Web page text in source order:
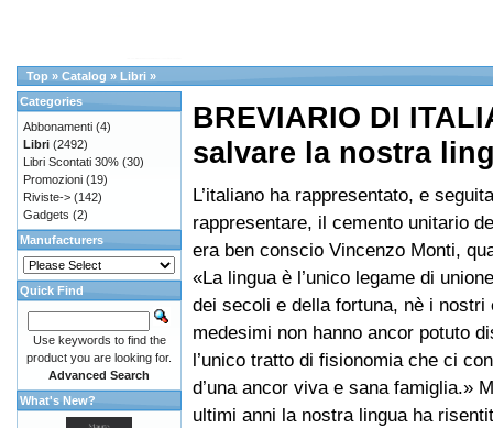
Top » Catalog » Libri »
BREVIARIO DI
salvare la nostra
L’italiano ha rappresentato, e
rappresentare, il cemento unitario
era ben conscio Vincenzo Monti,
«La lingua è l’unico legame di
dei secoli e della fortuna, nè i nostri
medesimi non hanno ancor potuto
l’unico tratto di fisionomia che ci
d’una ancor viva e sana famiglia.»
ultimi anni la nostra lingua ha
Categories
Abbonamenti (4)
Libri (2492)
Libri Scontati 30% (30)
Promozioni (19)
Riviste-> (142)
Gadgets (2)
Manufacturers
Quick Find
Use keywords to find the
product you are looking for.
Advanced Search
What's New?